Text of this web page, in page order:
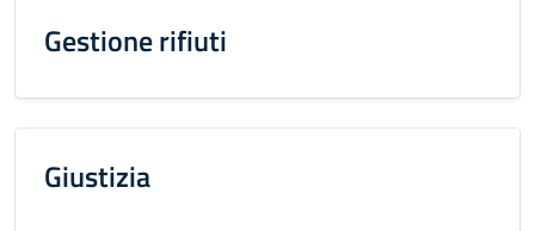
Gestione rifiuti
Giustizia